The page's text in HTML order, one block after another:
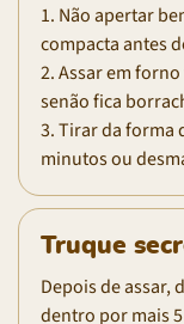
1. Não apertar
compacta antes
2. Assar em
senão fica
3. Tirar da forma
minutos ou
Truque
Depois de assar,
dentro por mais